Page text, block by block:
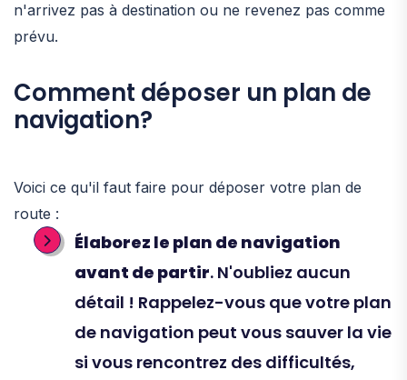
n'arrivez pas à destination ou ne revenez pas comme
prévu.
Comment déposer un plan de
navigation?
Voici ce qu'il faut faire pour déposer votre plan de
route :
Élaborez le plan de navigation
avant de partir. N'oubliez aucun
détail ! Rappelez-vous que votre plan
de navigation peut vous sauver la vie
si vous rencontrez des difficultés,